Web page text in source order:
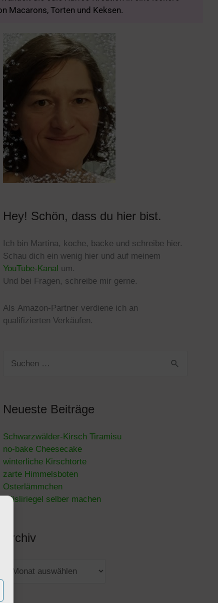
Macarons, Torten und Keksen.
Hey! Schön, dass du hier bist.
Ich bin Martina, koche, backe und schreibe hier.
Schau dich ein wenig hier und auf meinem
YouTube-Kanal um.
Und bei Fragen, schreibe mir gerne.
Als Amazon-Partner verdiene ich an
qualifizierten Verkäufen.
Suchen
Neueste Beiträge
Schwarzwälder-Kirsch Tiramisu
no-bake Cheesecake
winterliche Kirschtorte
zarte Himmelsboten
Osterlämmchen
Müsliriegel selber machen
Archiv
Kategorien